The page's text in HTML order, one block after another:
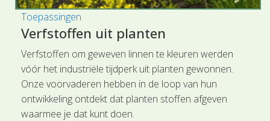
Toepassingen
Verfstoffen uit planten
Verfstoffen om geweven linnen te kleuren werden
vóór het industriële tijdperk uit planten gewonnen.
Onze voorvaderen hebben in de loop van hun
ontwikkeling ontdekt dat planten stoffen afgeven
waarmee je dat kunt doen.